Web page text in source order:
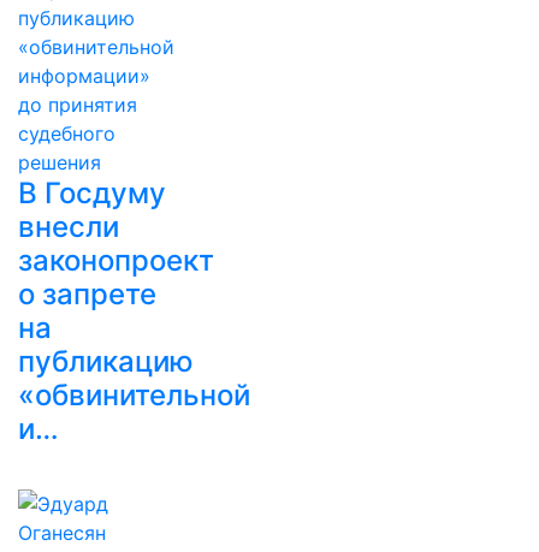
В Госдуму
внесли
законопроект
о запрете
на
публикацию
«обвинительной
и…